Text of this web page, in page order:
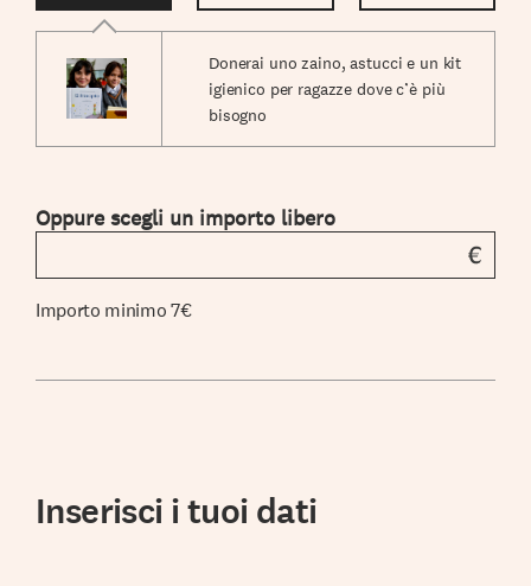
Donerai uno zaino, astucci e un kit
igienico per ragazze dove c’è più
bisogno
Oppure scegli un importo libero
Importo minimo 7€
Inserisci i tuoi dati